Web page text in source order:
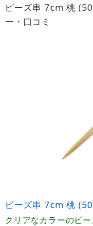
ビーズ串 7cm 桃
ー・口コミ
ビーズ串 7cm 桃
クリアなカラーのビー